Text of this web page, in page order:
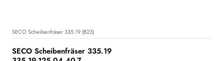
SECO Scheibenfräser 335.19 (B23)
SECO Scheibenfräser 335.19